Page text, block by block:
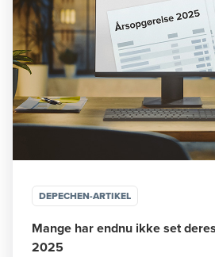
DEPECHEN-ARTIKEL
Mange har endnu ikke set
2025